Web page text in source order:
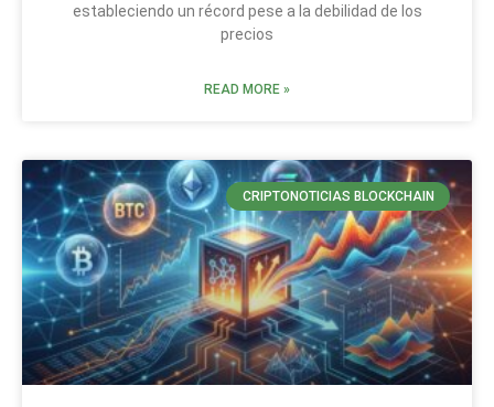
estableciendo un récord pese a la debilidad de los
precios
READ MORE »
CRIPTONOTICIAS BLOCKCHAIN